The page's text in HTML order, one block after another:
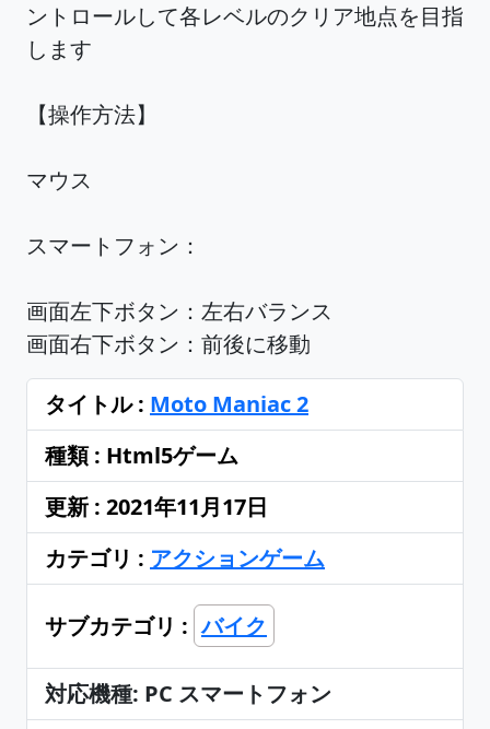
ントロールして各レベルのクリア地点を目指
します
【操作方法】
マウス
スマートフォン：
画面左下ボタン：左右バランス
画面右下ボタン：前後に移動
タイトル : Moto Maniac 2
種類 : Html5ゲーム
更新 : 2021年11月17日
カテゴリ : アクションゲーム
サブカテゴリ : バイク
対応機種: PC スマートフォン